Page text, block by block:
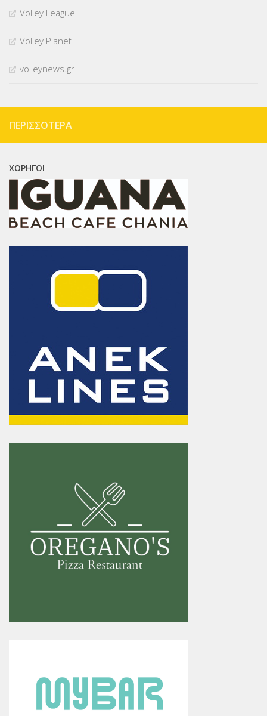
Volley League
Volley Planet
volleynews.gr
ΠΕΡΙΣΣΌΤΕΡΑ
ΧΟΡΗΓΟΊ